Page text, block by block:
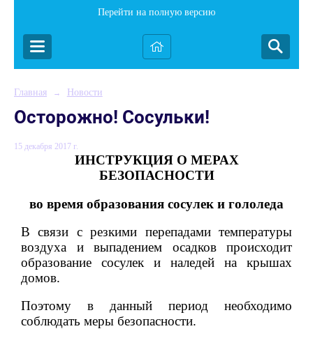
Перейти на полную версию
Главная → Новости
Осторожно! Сосульки!
15 декабря 2017 г.
ИНСТРУКЦИЯ О МЕРАХ
БЕЗОПАСНОСТИ
во время образования сосулек и гололеда
В связи с резкими перепадами температуры
воздуха и выпадением осадков происходит
образование сосулек и наледей на крышах
домов.
Поэтому в данный период необходимо
соблюдать меры безопасности.